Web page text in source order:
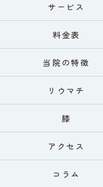
サービス
料金表
当院の特徴
リウマチ
膝
アクセス
コラム